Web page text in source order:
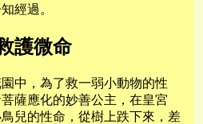
經過。
護微命
中，為了救一弱小動物的性
薩應化的妙善公主，在皇宮
兒的性命，從樹上跌下來，差